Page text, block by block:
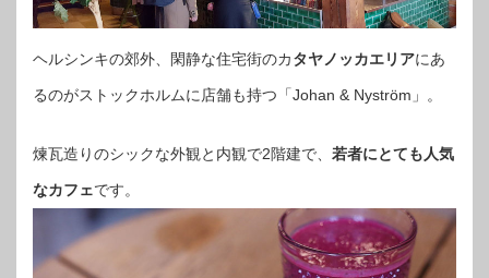
ヘルシンキの郊外、閑静な住宅街のカタヤノッカエリアにあ
るのがストックホルムに店舗も持つ「Johan & Nyström」。
煉瓦造りのシックな外観と内観で2階建で、 若者にとても人気
なカフェです。